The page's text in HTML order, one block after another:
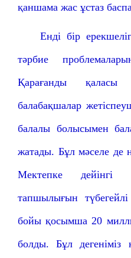
қаншама жас ұстаз
Енді бір
тәрбие
Қарағанды
балабақшалар
балалы болысымен
жатады. Бұл мәселе де
Мектепке дейінгі
тапшылығын
бойы қосымша 20
болды. Бұл дегеніміз